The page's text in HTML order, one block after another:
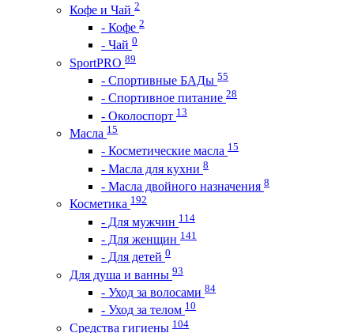
Кофе и Чай 2
- Кофе 2
- Чай 0
SportPRO 89
- Спортивные БАДы 55
- Спортивное питание 28
- Околоспорт 13
Масла 15
- Косметические масла 15
- Масла для кухни 8
- Масла двойного назначения 8
Косметика 192
- Для мужчин 114
- Для женщин 141
- Для детей 0
Для душа и ванны 93
- Уход за волосами 84
- Уход за телом 10
Средства гигиены 104